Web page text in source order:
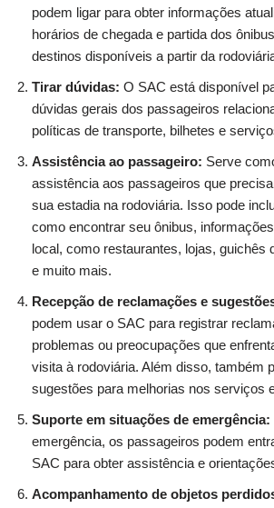
podem ligar para obter informações
horários de chegada e partida dos
destinos disponíveis a partir da
Tirar dúvidas: O SAC está disponível
dúvidas gerais dos passageiros
políticas de transporte, bilhetes e
Assistência ao passageiro: Serve
assistência aos passageiros que
sua estadia na rodoviária. Isso pode
como encontrar seu ônibus,
local, como restaurantes, lojas, guichês
e muito mais.
Recepção de reclamações e
podem usar o SAC para registrar
problemas ou preocupações que
visita à rodoviária. Além disso, também
sugestões para melhorias nos serviços
Suporte em situações de emergência:
emergência, os passageiros podem
SAC para obter assistência e
Acompanhamento de objetos